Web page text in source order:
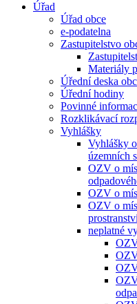
Úřad
Úřad obce
e-podatelna
Zastupitelstvo
Materiály
Úřední deska
Úřední hodiny
Povinné
Rozklikávací
Vyhlášky
Vyhlášky
územních
OZV o
OZV o
OZV o
neplatné